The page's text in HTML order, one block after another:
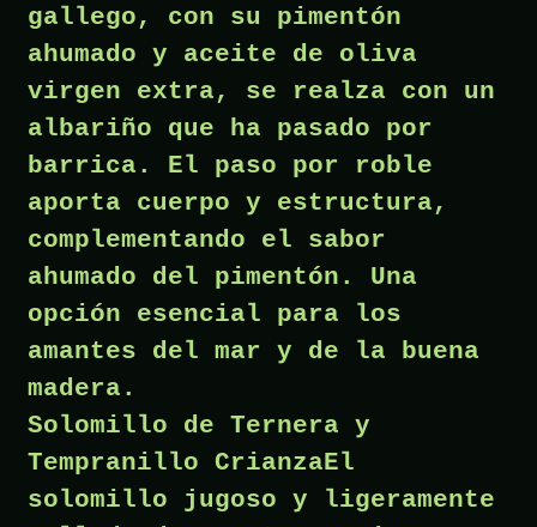
gallego, con su pimentón
ahumado y aceite de oliva
virgen extra, se realza con un
albariño que ha pasado por
barrica. El paso por roble
aporta cuerpo y estructura,
complementando el sabor
ahumado del pimentón. Una
opción esencial para los
amantes del mar y de la buena
madera.
Solomillo de Ternera y
Tempranillo CrianzaEl
solomillo jugoso y ligeramente